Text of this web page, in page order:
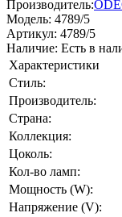
Производитель:
Модель: 4789/5
Артикул: 4789/5
Наличие: Есть в
Характеристики
Стиль:
Производитель:
Страна:
Коллекция:
Цоколь:
Кол-во ламп:
Мощность (W):
Напряжение (V):